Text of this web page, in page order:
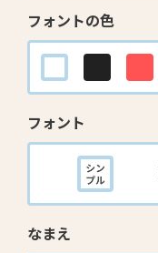
フォントの色
フォント
なまえ